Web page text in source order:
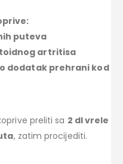
puteva
artritisa
dodatak prehrani kod
preliti sa 2 dl vrele
, zatim procijediti.